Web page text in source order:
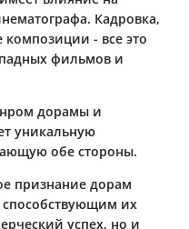
Кадровка,
- все это
фильмов и
дорамы и
уникальную
обе стороны.
признание дорам
их
успех, но и